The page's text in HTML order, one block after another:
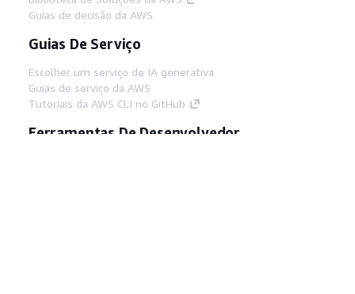
Guias de decisão da AWS
Guias De Serviço
Escolher um serviço de IA generativa
Guias de serviço da AWS
Tutoriais da AWS CLI no GitHub
Ferramentas De Desenvolvedor